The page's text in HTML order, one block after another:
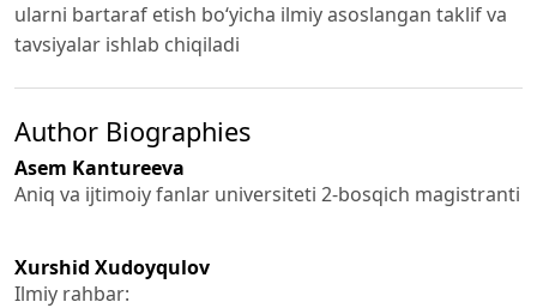
ularni bartaraf etish bo‘yicha ilmiy asoslangan taklif va
tavsiyalar ishlab chiqiladi
Author Biographies
Asem Kantureeva
Aniq va ijtimoiy fanlar universiteti 2-bosqich magistranti
Xurshid Xudoyqulov
Ilmiy rahbar: